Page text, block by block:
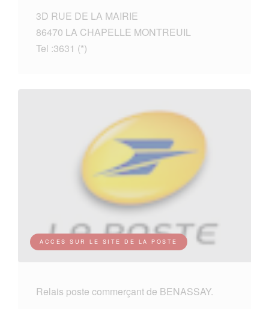
3D RUE DE LA MAIRIE
86470 LA CHAPELLE MONTREUIL
Tel :3631 (*)
ACCES SUR LE SITE DE LA POSTE
Relais poste commerçant de BENASSAY.